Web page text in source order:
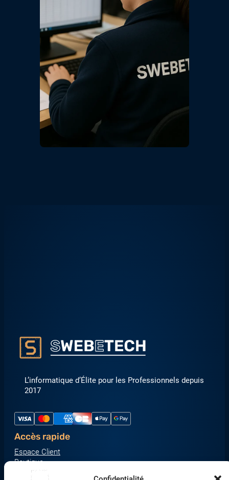
L’informatique d’Élite pour les Professionnels depuis
2017
Accès rapide
Espace Client
Boutique
À propos